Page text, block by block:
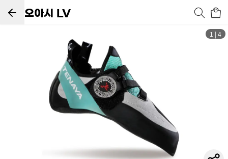
오아시 LV
1 | 4